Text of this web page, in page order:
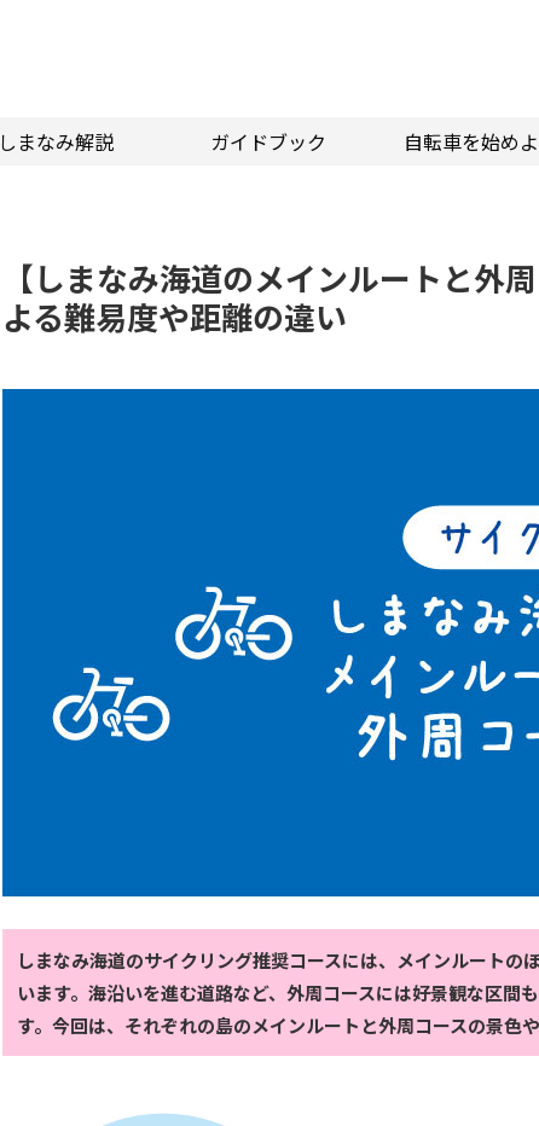
しまなみ解説 ガイドブック 自転車を始め
【しまなみ海道のメインルートと外
よる難易度や距離の違い
しまなみ海道のサイクリング推奨コースには、メインルート
います。海沿いを進む道路など、外周コースには好景観な区間
す。今回は、それぞれの島のメインルートと外周コースの景色